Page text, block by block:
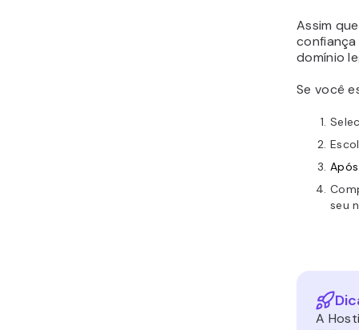
Assim
domínio
Se você
seu
A